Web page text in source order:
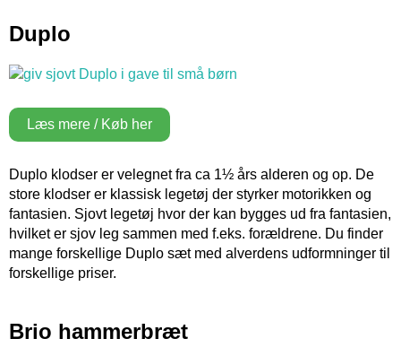
Duplo
Læs mere / Køb her
Duplo klodser er velegnet fra ca 1½ års alderen og op. De
store klodser er klassisk legetøj der styrker motorikken og
fantasien. Sjovt legetøj hvor der kan bygges ud fra fantasien,
hvilket er sjov leg sammen med f.eks. forældrene. Du finder
mange forskellige Duplo sæt med alverdens udformninger til
forskellige priser.
Brio hammerbræt